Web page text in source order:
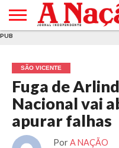
E DE
COOKIES
DE
UTILIZAÇÃO
PUB
SÃO VICENTE
Fuga de
Nacional vai
apurar falhas
Por A NAÇÃO